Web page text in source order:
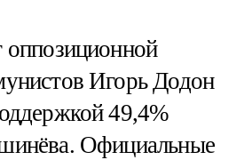
оппозиционной
Игорь Додон
49,4%
Официальные